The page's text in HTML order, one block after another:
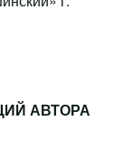
АВТОРА